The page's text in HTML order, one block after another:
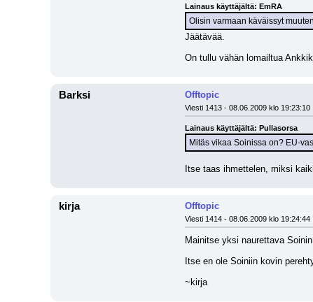
Lainaus käyttäjältä: EmRA
Olisin varmaan käväissyt
Jäätävää.
On tullu vähän lomailtua
Barksi Offtopic
Viesti 1413 - 08.06.2009 klo 19:23:10
Lainaus käyttäjältä: Pullasorsa
Mitäs vikaa Soinissa on? EU-
Itse taas ihmettelen, miksi
kirja Offtopic
Viesti 1414 - 08.06.2009 klo 19:24:44
Mainitse yksi naurettava
Itse en ole Soiniin kovin
~kirja